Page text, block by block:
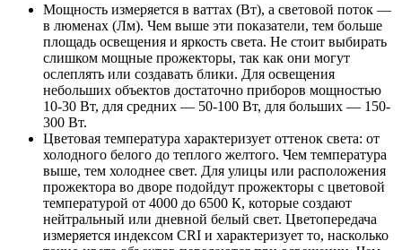
Мощность измеряется в ваттах (Вт), а световой поток —
в люменах (Лм). Чем выше эти показатели, тем больше
площадь освещения и яркость света. Не стоит выбирать
слишком мощные прожекторы, так как они могут
ослеплять или создавать блики. Для освещения
небольших объектов достаточно приборов мощностью
10-30 Вт, для средних — 50-100 Вт, для больших — 150-
300 Вт.
Цветовая температура характеризует оттенок света: от
холодного белого до теплого желтого. Чем температура
выше, тем холоднее свет. Для улицы или расположения
прожектора во дворе подойдут прожекторы с цветовой
температурой от 4000 до 6500 К, которые создают
нейтральный или дневной белый свет. Цветопередача
измеряется индексом CRI и характеризует то, насколько